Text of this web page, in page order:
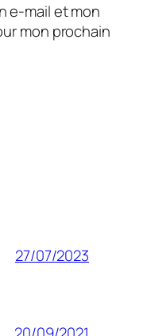
e-mail et mon
mon prochain
27/07/2023